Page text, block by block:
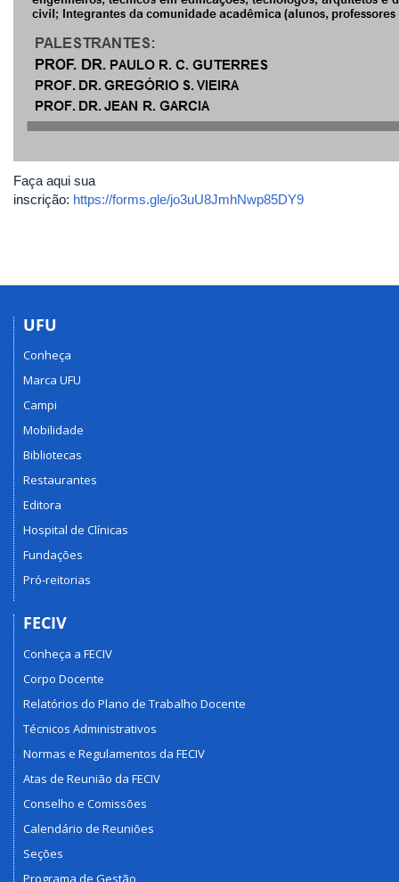
Faça aqui sua
inscrição: https://forms.gle/jo3uU8JmhNwp85DY9
UFU
Conheça
Marca UFU
Campi
Mobilidade
Bibliotecas
Restaurantes
Editora
Hospital de Clínicas
Fundações
Pró-reitorias
FECIV
Conheça a FECIV
Corpo Docente
Relatórios do Plano de Trabalho Docente
Técnicos Administrativos
Normas e Regulamentos da FECIV
Atas de Reunião da FECIV
Conselho e Comissões
Calendário de Reuniões
Seções
Programa de Gestão